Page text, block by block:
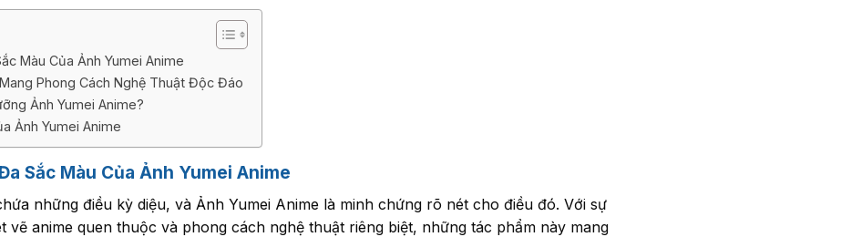
Màu Của Ảnh Yumei Anime
Phong Cách Nghệ Thuật Độc Đáo
Ảnh Yumei Anime?
Ảnh Yumei Anime
Sắc Màu Của Ảnh Yumei Anime
những điều kỳ diệu, và Ảnh Yumei Anime là minh chứng rõ nét cho điều đó. Với sự
vẽ anime quen thuộc và phong cách nghệ thuật riêng biệt, những tác phẩm này mang